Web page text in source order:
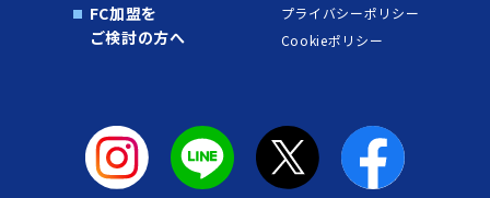
FC加盟を
ご検討の方へ
プライバシーポリシー
Cookieポリシー